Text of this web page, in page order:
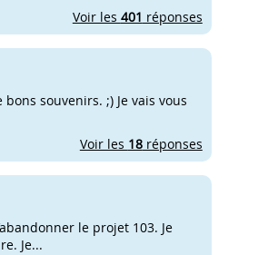
Voir les 401 réponses
souvenirs. ;) Je vais vous
Voir les 18réponses
le projet 103. Je
Je...